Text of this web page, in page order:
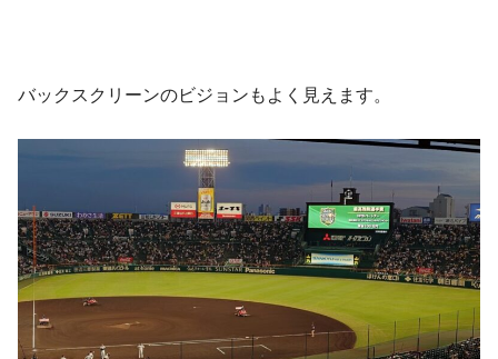
バックスクリーンのビジョンもよく見えます。